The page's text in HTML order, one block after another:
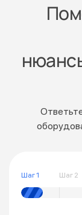
Шаг 1 Шаг 2